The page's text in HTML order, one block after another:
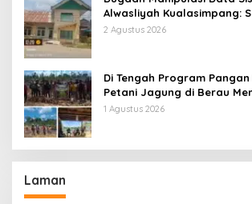
Alwasliyah Kualasimpang:
Murid Tapi Terima Dana
2 Agustus 2026
Di Tengah Program
Petani Jagung di Berau
Tekanan Aparat
1 Agustus 2026
Laman